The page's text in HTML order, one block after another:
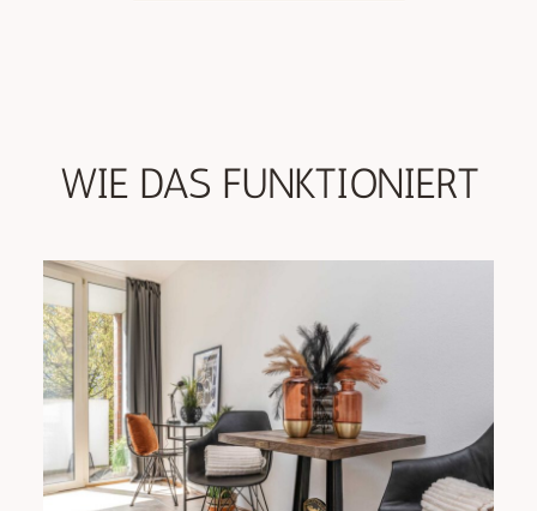
WIE DAS FUNKTIONIERT